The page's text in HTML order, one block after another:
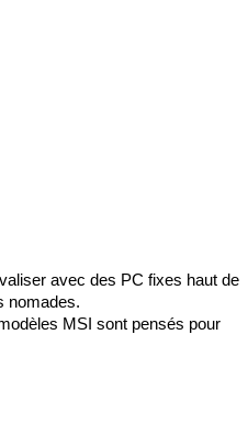
avec des PC fixes haut de
nomades.
MSI sont pensés pour